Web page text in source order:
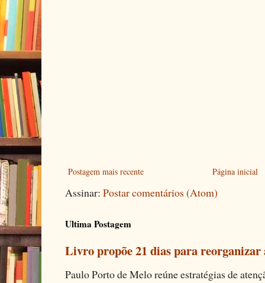
Postagem mais recente Página inicial
Assinar: Postar comentários (Atom)
Ultima Postagem
Livro propõe 21 dias para
Paulo Porto de Melo reúne estratégias de